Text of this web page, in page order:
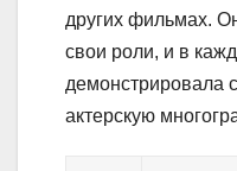
других фильмах.
свои роли, и в
демонстрировала
актерскую